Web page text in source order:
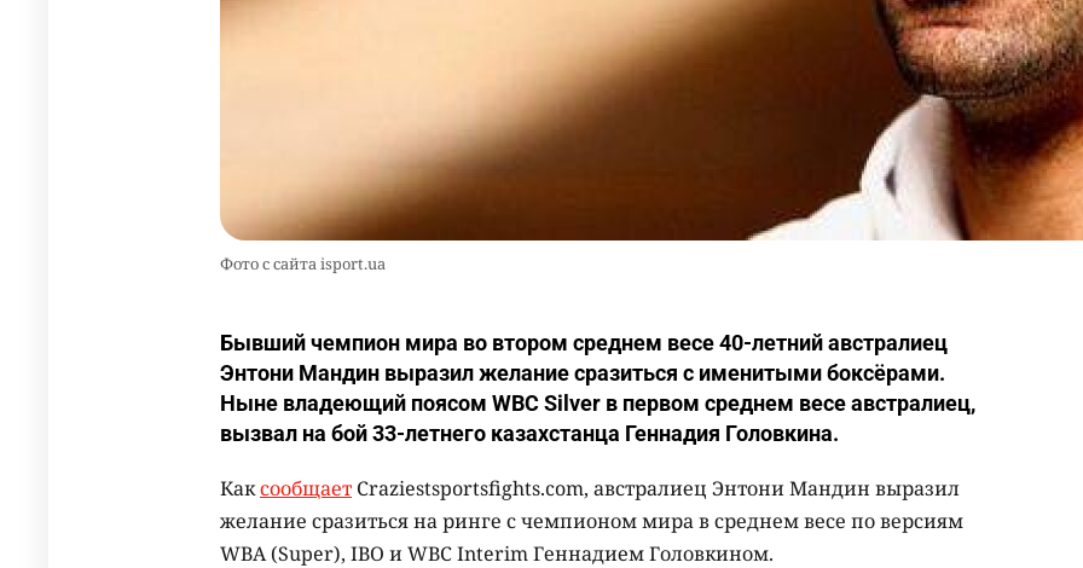
Фото с сайта isport.ua
Бывший чемпион мира во втором среднем весе 40-летний австралиец
Энтони Мандин выразил желание сразиться с именитыми боксёрами.
Ныне владеющий поясом WBC Silver в первом среднем весе австралиец,
вызвал на бой 33-летнего казахстанца Геннадия Головкина.
Каксообщает Craziestsportsfights.com, австралиец Энтони Мандин выразил
желание сразиться на ринге с чемпионом мира в среднем весе по версиям
WBA (Super), IBO и WBC Interim Геннадием Головкином.